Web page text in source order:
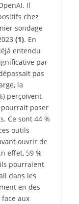
Il
chez
sondage
(1). En
entendu
par
pas
la
perçoivent
poser
Ce sont 44 %
outils
ouvrir de
effet, 59 %
pourraient
dans les
en des
aux